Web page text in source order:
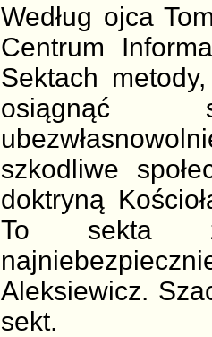
Według ojca
Centrum
Sektach
osiągnąć
szkodliwe
doktryną
To sekta
Aleksiewicz.
sekt.